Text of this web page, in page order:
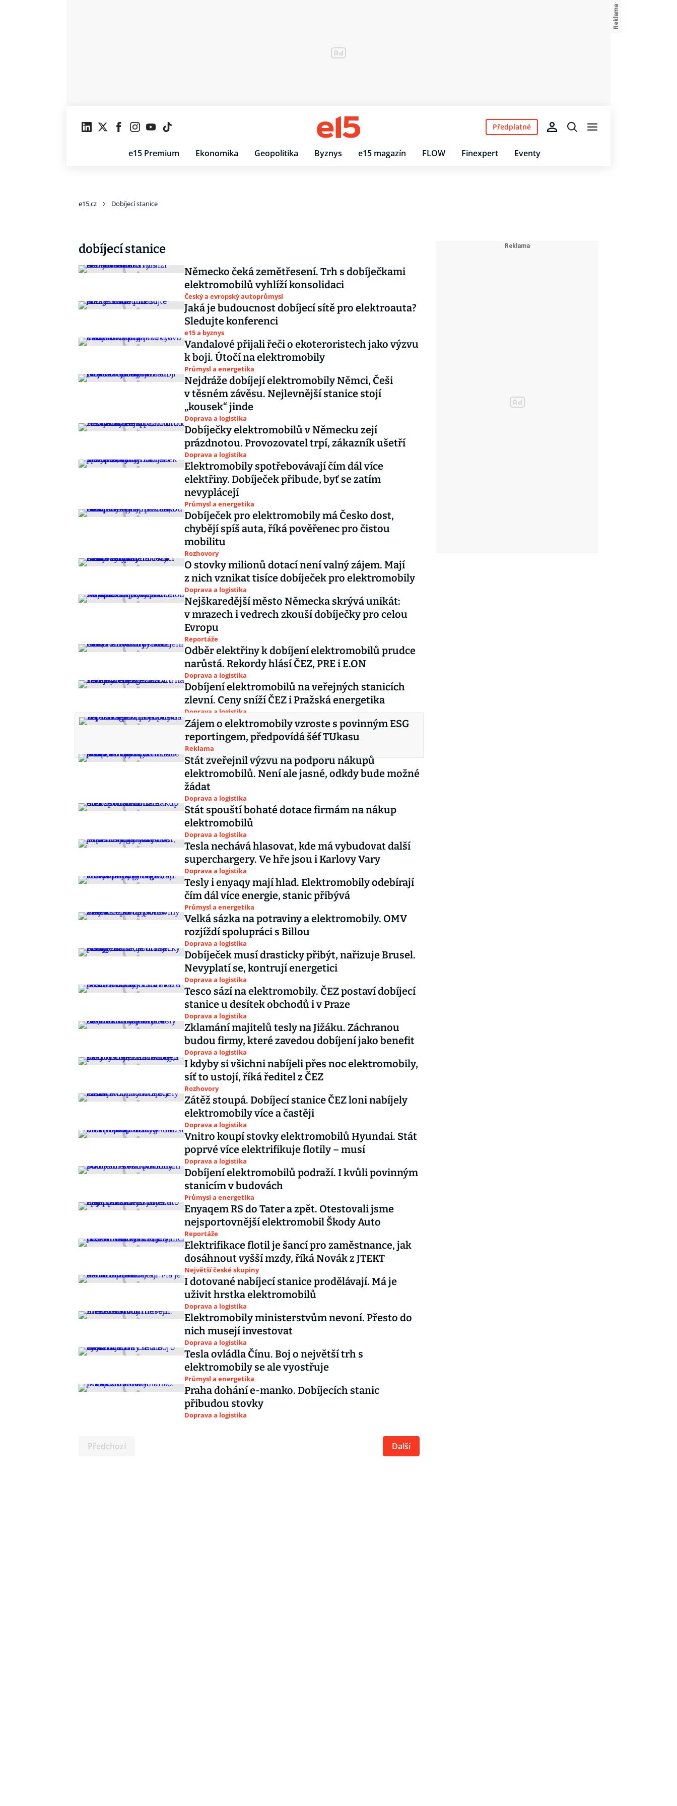
e15 Premium Ekonomika Geopolitika Byznys e15 magazín FLOW Finexpert Eventy
Předplatné
e15.cz Dobíjecí stanice
dobíjecí stanice
Německo čeká zemětřesení. Trh s dobíječkami
elektromobilů vyhlíží konsolidaci
Český a evropský autoprůmysl
Jaká je budoucnost dobíjecí sítě pro elektroauta?
Sledujte konferenci
e15 a byznys
Vandalové přijali řeči o ekoteroristech jako výzvu
k boji. Útočí na elektromobily
Průmysl a energetika
Nejdráže dobíjejí elektromobily Němci, Češi
v těsném závěsu. Nejlevnější stanice stojí
„kousek“ jinde
Doprava a logistika
Dobíječky elektromobilů v Německu zejí
prázdnotou. Provozovatel trpí, zákazník ušetří
Doprava a logistika
Elektromobily spotřebovávají čím dál více
elektřiny. Dobíječek přibude, byť se zatím
nevyplácejí
Průmysl a energetika
Dobíječek pro elektromobily má Česko dost,
chybějí spíš auta, říká pověřenec pro čistou
mobilitu
Rozhovory
O stovky milionů dotací není valný zájem. Mají
z nich vznikat tisíce dobíječek pro elektromobily
Doprava a logistika
Nejškaredější město Německa skrývá unikát:
v mrazech i vedrech zkouší dobíječky pro celou
Evropu
Reportáže
Odběr elektřiny k dobíjení elektromobilů prudce
narůstá. Rekordy hlásí ČEZ, PRE i E.ON
Doprava a logistika
Dobíjení elektromobilů na veřejných stanicích
zlevní. Ceny sníží ČEZ i Pražská energetika
Doprava a logistika
Zájem o elektromobily vzroste s povinným ESG
reportingem, předpovídá šéf TUkasu
Reklama
Stát zveřejnil výzvu na podporu nákupů
elektromobilů. Není ale jasné, odkdy bude možné
žádat
Doprava a logistika
Stát spouští bohaté dotace firmám na nákup
elektromobilů
Doprava a logistika
Tesla nechává hlasovat, kde má vybudovat další
superchargery. Ve hře jsou i Karlovy Vary
Doprava a logistika
Tesly i enyaqy mají hlad. Elektromobily odebírají
čím dál více energie, stanic přibývá
Průmysl a energetika
Velká sázka na potraviny a elektromobily. OMV
rozjíždí spolupráci s Billou
Doprava a logistika
Dobíječek musí drasticky přibýt, nařizuje Brusel.
Nevyplatí se, kontrují energetici
Doprava a logistika
Tesco sází na elektromobily. ČEZ postaví dobíjecí
stanice u desítek obchodů i v Praze
Doprava a logistika
Zklamání majitelů tesly na Jižáku. Záchranou
budou firmy, které zavedou dobíjení jako benefit
Doprava a logistika
I kdyby si všichni nabíjeli přes noc elektromobily,
síť to ustojí, říká ředitel z ČEZ
Rozhovory
Zátěž stoupá. Dobíjecí stanice ČEZ loni nabíjely
elektromobily více a častěji
Doprava a logistika
Vnitro koupí stovky elektromobilů Hyundai. Stát
poprvé více elektrifikuje flotily – musí
Doprava a logistika
Dobíjení elektromobilů podraží. I kvůli povinným
stanicím v budovách
Průmysl a energetika
Enyaqem RS do Tater a zpět. Otestovali jsme
nejsportovnější elektromobil Škody Auto
Reportáže
Elektrifikace flotil je šancí pro zaměstnance, jak
dosáhnout vyšší mzdy, říká Novák z JTEKT
Největší české skupiny
I dotované nabíjecí stanice prodělávají. Má je
uživit hrstka elektromobilů
Doprava a logistika
Elektromobily ministerstvům nevoní. Přesto do
nich musejí investovat
Doprava a logistika
Tesla ovládla Čínu. Boj o největší trh s
elektromobily se ale vyostřuje
Průmysl a energetika
Praha dohání e-manko. Dobíjecích stanic
přibudou stovky
Doprava a logistika
Předchozí Další